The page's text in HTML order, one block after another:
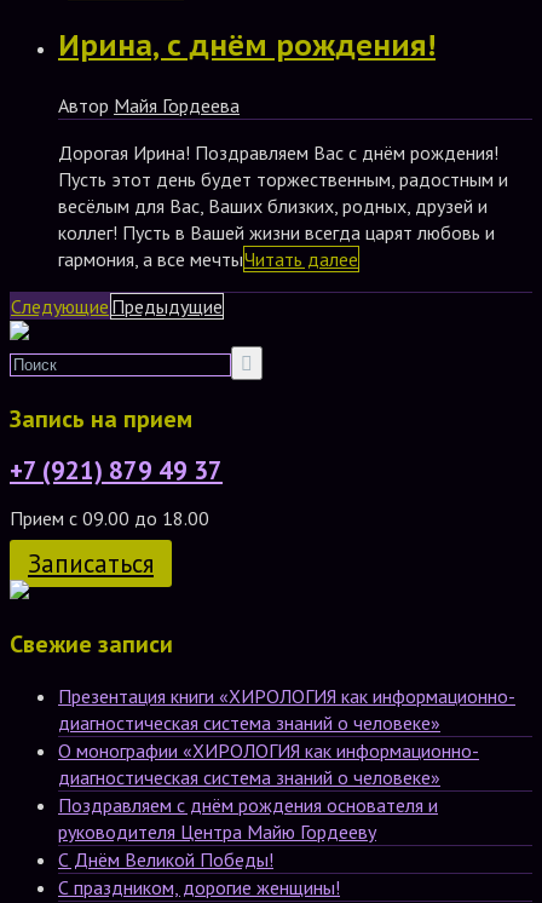
Ирина, с днём рождения!
Автор Майя Гордеева
Дорогая Ирина! Поздравляем Вас с днём рождения!
Пусть этот день будет торжественным, радостным и
весёлым для Вас, Ваших близких, родных, друзей и
коллег! Пусть в Вашей жизни всегда царят любовь и
гармония, а все мечтыЧитать далее
Следующие Предыдущие
Запись на прием
+7 (921) 879 49 37
Прием с 09.00 до 18.00
Записаться
Свежие записи
Презентация книги «ХИРОЛОГИЯ как информационно-
диагностическая система знаний о человеке»
О монографии «ХИРОЛОГИЯ как информационно-
диагностическая система знаний о человеке»
Поздравляем с днём рождения основателя и
руководителя Центра Майю Гордееву
С Днём Великой Победы!
С праздником, дорогие женщины!